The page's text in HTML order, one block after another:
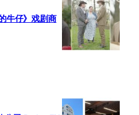
牛仔》戏剧商